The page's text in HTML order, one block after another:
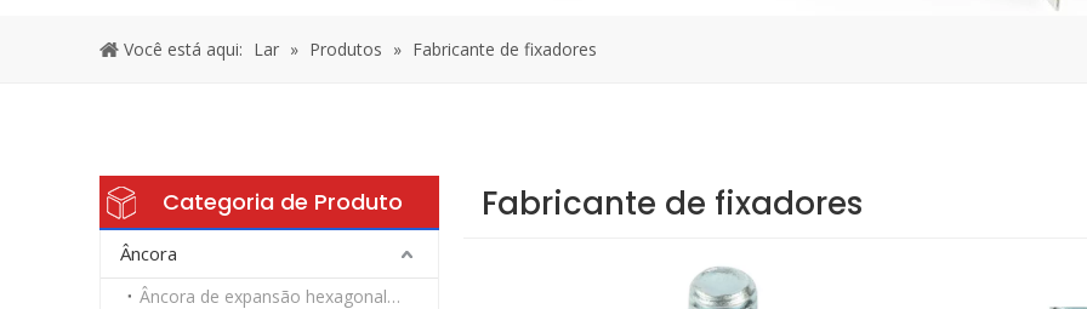
Você está aqui: Lar » Produtos » Fabricante de fixadores
Categoria de Produto
Âncora
Âncora de expansão hexagonal resistente
Fabricante de fixadores